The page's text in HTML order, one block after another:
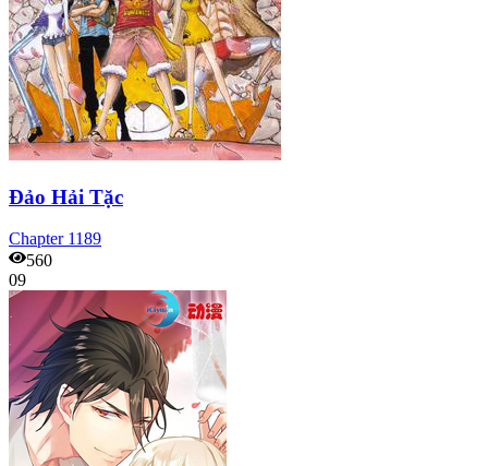
Đảo Hải Tặc
Chapter 1189
560
09